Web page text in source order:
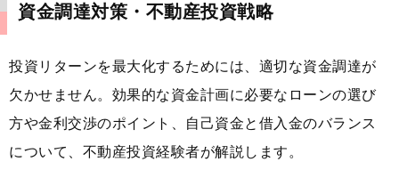
資金調達対策・不動産投資戦略
投資リターンを最大化するためには、適切な資金調達が
欠かせません。効果的な資金計画に必要なローンの選び
方や金利交渉のポイント、自己資金と借入金のバランス
について、不動産投資経験者が解説します。